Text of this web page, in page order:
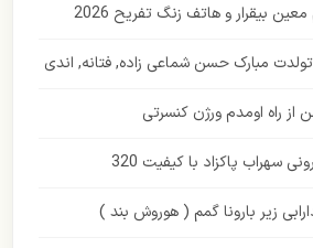
بیقرار و هاتف زنگ تفریح 2026
مبارک حسن شماعی زاده, فتانه, اندی
راه اومدم ورژن کنسرتی
سهراب پاکزاد با کیفیت 320
زیر بارونا گمم ( هوروش بند )